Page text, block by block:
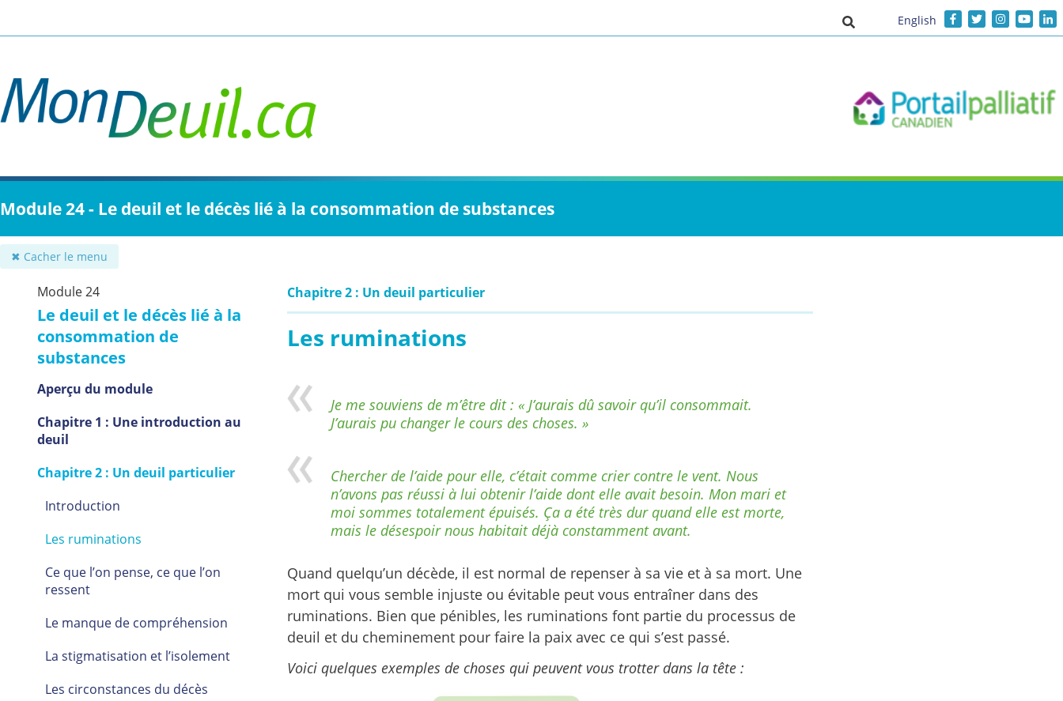
contenu
Activer/désactiver la saisie de
English
Module 24 - Le deuil et le décès lié à la consommation de substances
✖ Cacher le menu
Module 24
Le deuil et le décès lié à la
consommation de
substances
Aperçu du module
Chapitre 1 : Une introduction au
deuil
Chapitre 2 : Un deuil particulier
Introduction
Les ruminations
Ce que l’on pense, ce que l’on
ressent
Le manque de compréhension
La stigmatisation et l’isolement
Les circonstances du décès
Chapitre 2 : Un deuil particulier
Les ruminations
Je me souviens de m’être dit : « J’aurais dû savoir qu’il consommait.
J’aurais pu changer le cours des choses. »
Chercher de l’aide pour elle, c’était comme crier contre le vent. Nous
n’avons pas réussi à lui obtenir l’aide dont elle avait besoin. Mon mari et
moi sommes totalement épuisés. Ça a été très dur quand elle est morte,
mais le désespoir nous habitait déjà constamment avant.
Quand quelqu’un décède, il est normal de repenser à sa vie et à sa mort. Une
mort qui vous semble injuste ou évitable peut vous entraîner dans des
ruminations. Bien que pénibles, les ruminations font partie du processus de
deuil et du cheminement pour faire la paix avec ce qui s’est passé.
Voici quelques exemples de choses qui peuvent vous trotter dans la tête :